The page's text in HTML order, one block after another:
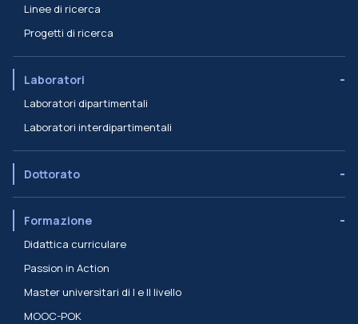
Linee di ricerca
Progetti di ricerca
Laboratori
Laboratori dipartimentali
Laboratori interdipartimentali
Dottorato
Formazione
Didattica curriculare
Passion in Action
Master universitari di I e II livello
MOOC-POK